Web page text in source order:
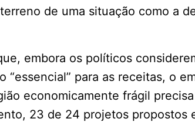
de uma situação como a
embora os políticos
“essencial” para as receitas, o
economicamente frágil
23 de 24 projetos propostos